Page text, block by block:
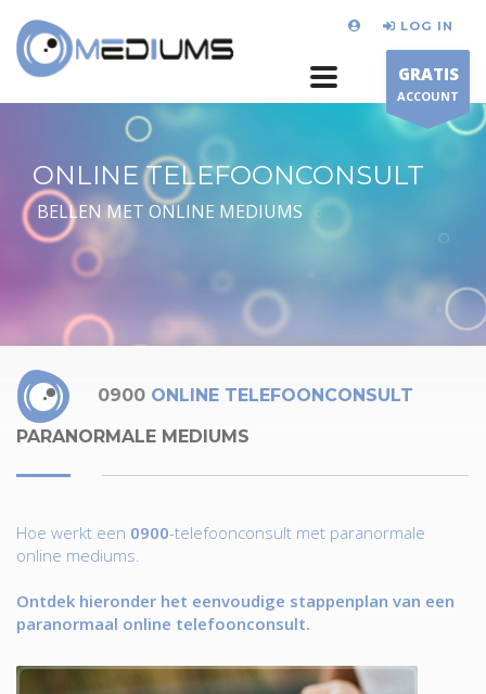
LOG IN
GRATIS
ACCOUNT
ONLINE TELEFOONCONSULT
BELLEN MET ONLINE MEDIUMS
0900 ONLINE TELEFOONCONSULT
PARANORMALE MEDIUMS
Hoe werkt een 0900-telefoonconsult met paranormale
online mediums.
Ontdek hieronder het eenvoudige stappenplan van een
paranormaal online telefoonconsult.